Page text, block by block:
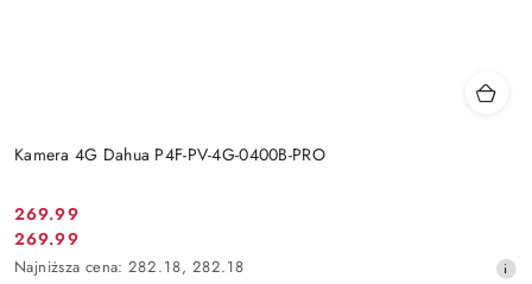
Kamera 4G Dahua P4F-PV-4G-0400B-PRO
Cena
promocyjna:
269.99
Cena
promocyjna:
269.99
Najniższa
Najniższa cena: 282.18, 282.18